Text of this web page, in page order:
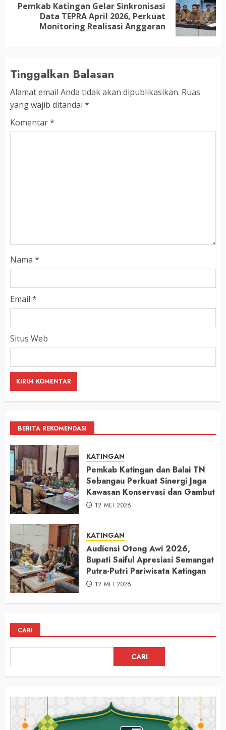
Next
Pemkab Katingan Gelar Sinkronisasi
Data TEPRA April 2026, Perkuat
Monitoring Realisasi Anggaran
Tinggalkan Balasan
Alamat email Anda tidak akan dipublikasikan. Ruas
yang wajib ditandai *
Komentar*
Nama *
Email *
Situs Web
BERITA REKOMENDASI
KATINGAN
Pemkab Katingan dan Balai TN
Sebangau Perkuat Sinergi Jaga
Kawasan Konservasi dan Gambut
12 MEI 2026
KATINGAN
Audiensi Otong Awi 2026,
Bupati Saiful Apresiasi Semangat
Putra-Putri Pariwisata Katingan
12 MEI 2026
CARI
CARI